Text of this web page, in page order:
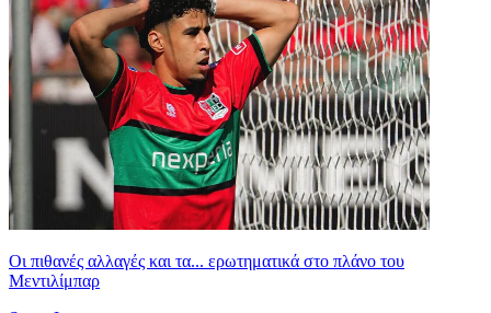
Οι πιθανές αλλαγές και τα... ερωτηματικά στο πλάνο του
Μεντιλίμπαρ